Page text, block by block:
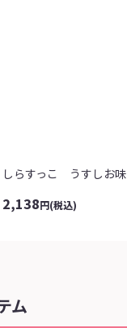
しらすっこ うすしお味
2,138円(税込)
ム